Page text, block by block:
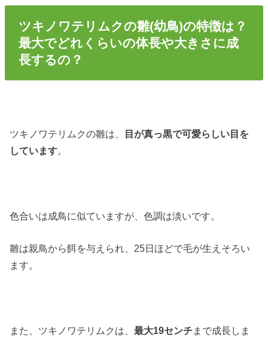
ツキノワテリムクの雛(幼鳥)の特徴は？
最大でどれくらいの体長や大きさに成
長するの？
ツキノワテリムクの雛は、 目が真っ黒で可愛らしい目を
しています。
色合いは成鳥に似ていますが、色調は淡いです。
雛は親鳥から餌を与えられ、25日ほどで毛が生えそろい
ます。
また、ツキノワテリムクは、最大19センチまで成長しま